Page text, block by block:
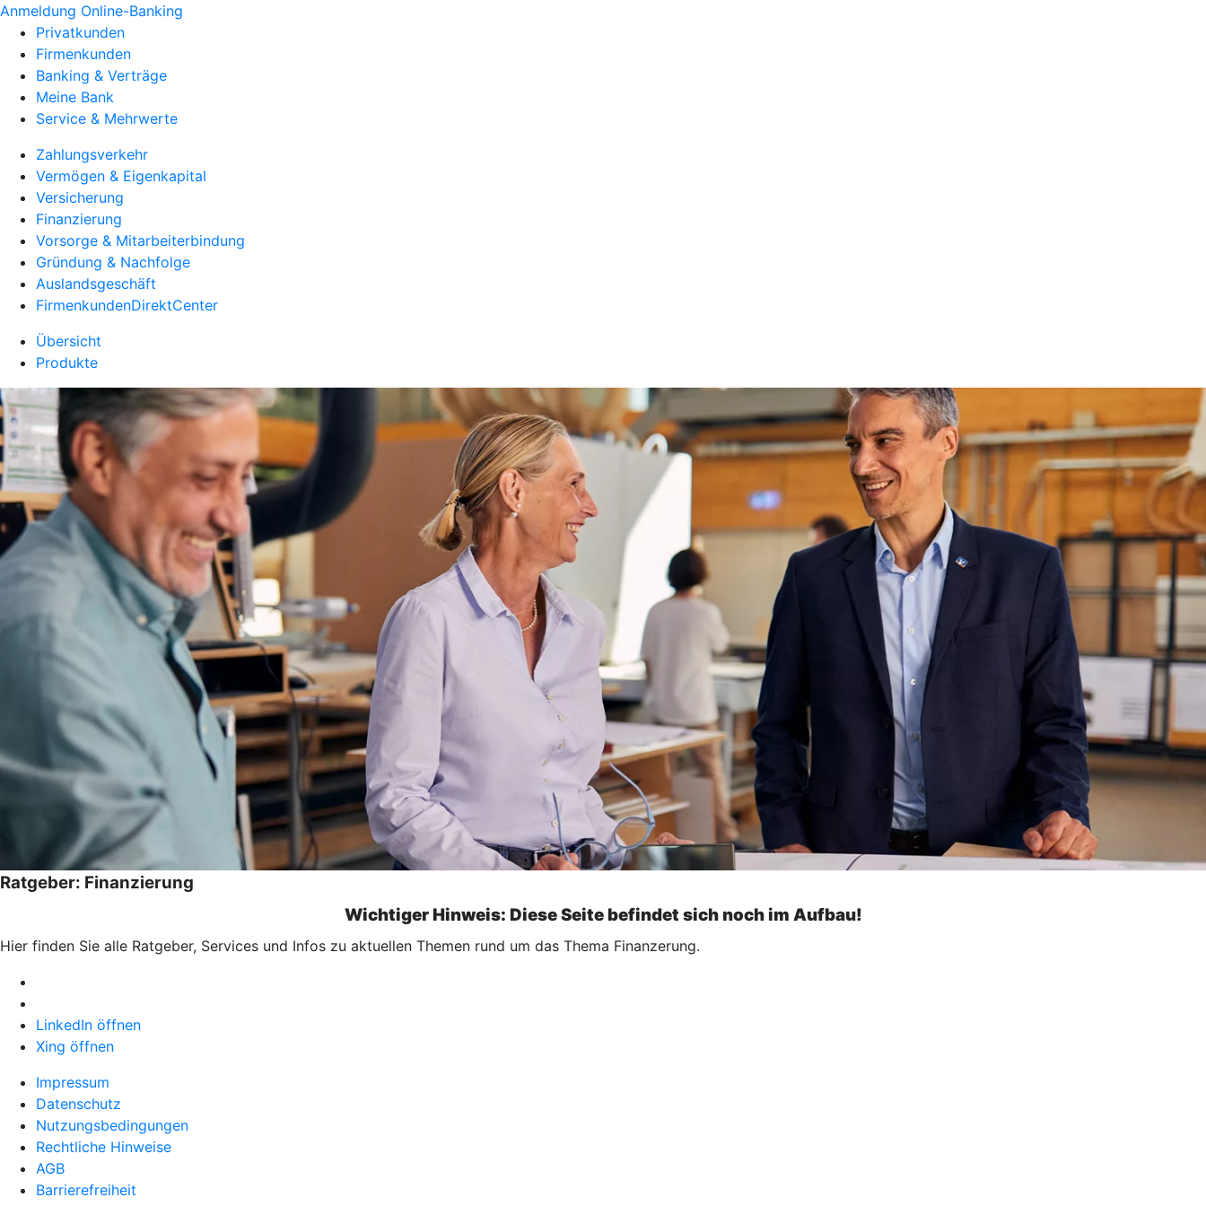
Anmeldung Online-Banking
Privatkunden
Firmenkunden
Banking & Verträge
Meine Bank
Service & Mehrwerte
Zahlungsverkehr
Vermögen & Eigenkapital
Versicherung
Finanzierung
Vorsorge & Mitarbeiterbindung
Gründung & Nachfolge
Auslandsgeschäft
FirmenkundenDirektCenter
Übersicht
Produkte
Ratgeber: Finanzierung
Wichtiger Hinweis: Diese Seite befindet sich noch im Aufbau!
Hier finden Sie alle Ratgeber, Services und Infos zu aktuellen Themen rund um das Thema Finanzerung.
LinkedIn öffnen
Xing öffnen
Impressum
Datenschutz
Nutzungsbedingungen
Rechtliche Hinweise
AGB
Barrierefreiheit